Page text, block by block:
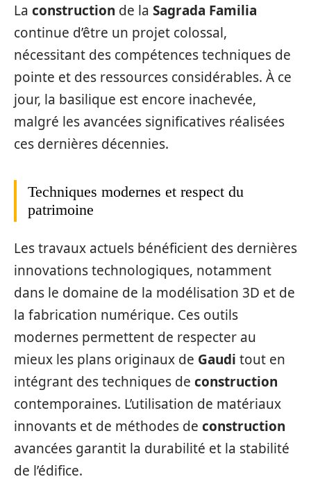
La construction de la Sagrada Familia
continue d’être un projet colossal,
nécessitant des compétences techniques de
pointe et des ressources considérables. À ce
jour, la basilique est encore inachevée,
malgré les avancées significatives réalisées
ces dernières décennies.
Techniques modernes et respect du
patrimoine
Les travaux actuels bénéficient des dernières
innovations technologiques, notamment
dans le domaine de la modélisation 3D et de
la fabrication numérique. Ces outils
modernes permettent de respecter au
mieux les plans originaux de Gaudi tout en
intégrant des techniques de construction
contemporaines. L’utilisation de matériaux
innovants et de méthodes de construction
avancées garantit la durabilité et la stabilité
de l’édifice.